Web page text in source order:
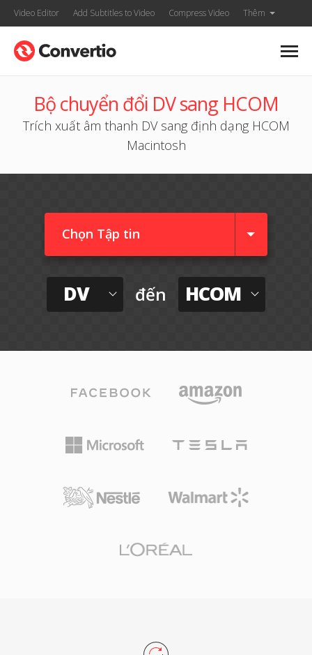
Video Editor Add Subtitles to Video Compress Video Thêm
Bộ chuyển đổi DV sang HCOM
Trích xuất âm thanh DV sang định dạng HCOM
Macintosh
Chọn Tập tin
DV đến HCOM